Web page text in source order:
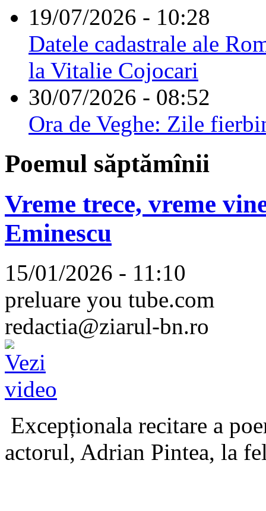
19/07/2026 - 10:28
Datele cadastrale ale
la Vitalie Cojocari
30/07/2026 - 08:52
Ora de Veghe: Zile
Poemul săptămînii
Vreme trece, vreme
Eminescu
15/01/2026 - 11:10
preluare you tube.com
redactia@ziarul-bn.ro
Excepționala recitare a
actorul, Adrian Pintea, la